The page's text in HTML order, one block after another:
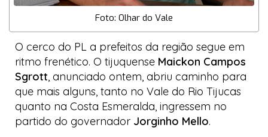
Foto: Olhar do Vale
O cerco do PL a prefeitos da região segue em
ritmo frenético. O tijuquense Maickon Campos
Sgrott , anunciado ontem, abriu caminho para
que mais alguns, tanto no Vale do Rio Tijucas
quanto na Costa Esmeralda, ingressem no
partido do governador Jorginho Mello.